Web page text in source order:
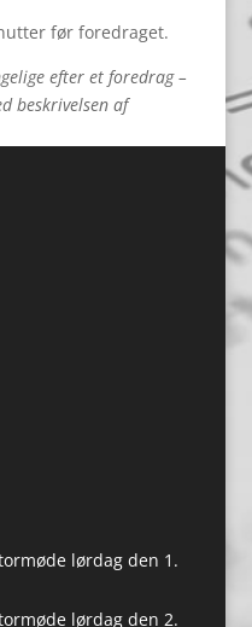
før foredraget.
efter et foredrag –
beskrivelsen af
lørdag den 1.
lørdag den 2.